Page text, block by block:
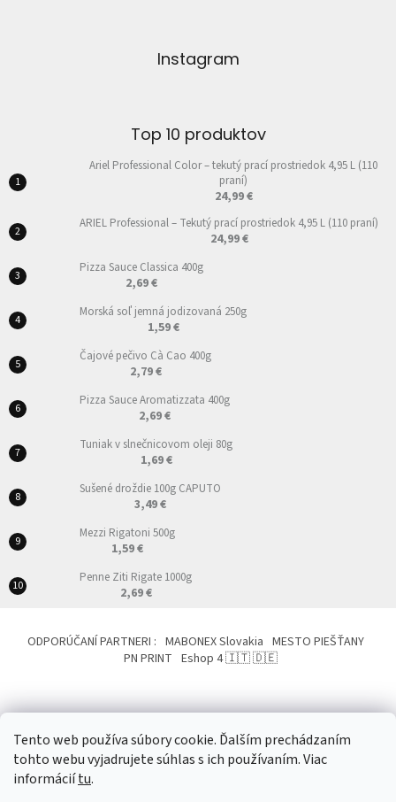
Tento web používa súbory cookie. Ďalším prechádzaním
tohto webu vyjadrujete súhlas s ich používaním. Viac
informáciítu.
Instagram
Top 10 produktov
Ariel Professional Color – tekutý prací prostriedok 4,95 L (110
praní)
24,99 €
ARIEL Professional – Tekutý prací prostriedok 4,95 L (110 praní)
24,99 €
Pizza Sauce Classica 400g
2,69 €
Morská soľ jemná jodizovaná 250g
1,59 €
Čajové pečivo Cà Cao 400g
2,79 €
Pizza Sauce Aromatizzata 400g
2,69 €
Tuniak v slnečnicovom oleji 80g
1,69 €
Sušené droždie 100g CAPUTO
3,49 €
Mezzi Rigatoni 500g
1,59 €
Penne Ziti Rigate 1000g
2,69 €
ODPORÚČANÍ PARTNERI : MABONEX Slovakia MESTO PIEŠŤANY
PN PRINT Eshop 4 🇮🇹 🇩🇪
Vytvoril Shoptet